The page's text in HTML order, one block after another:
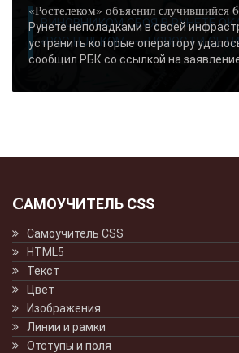
ВИНОВНИКОМ СБОЯ В РУНЕТЕ
«РОСТЕЛЕКОМ» - «НОВОСТИ
«Ростелеком» объяснил случившийся
Рунете неполадками в своей
устранить которые оператору
сообщил РБК со ссылкой на
САМОУЧИТЕЛЬ CSS
Самоучитель CSS
HTML5
Текст
Цвет
Изображения
Линии и рамки
Отступы и поля